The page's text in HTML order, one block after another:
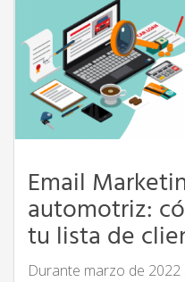
Email
automotriz:
tu lista de
Durante marzo de